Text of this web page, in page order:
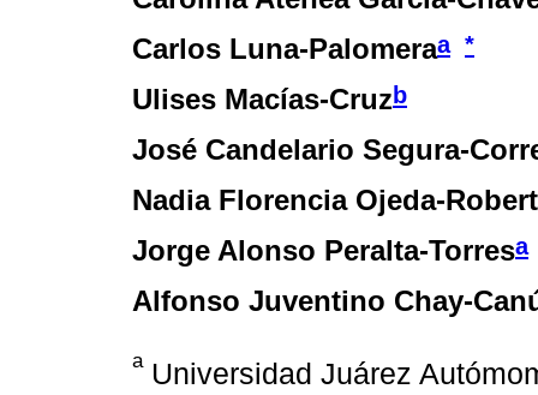
Carlos Luna-Palomeraa *
Ulises Macías-Cruzb
José Candelario Segura-
Nadia Florencia Ojeda-
Jorge Alonso Peralta-Torresa
Alfonso Juventino Chay-
aUniversidad Juárez